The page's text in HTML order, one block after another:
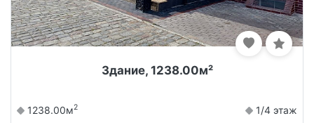
Здание, 1238.00м²
1238.00м2 1/4 этаж